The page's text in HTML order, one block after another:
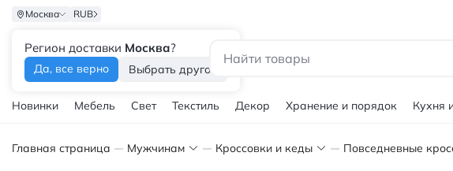
Москва
Регион доставки Москва?
Да, все верно Выбрать другой
RUB
Новинки Мебель Свет Текстиль Декор Хранение и порядок Кухня
Главная страница Мужчинам Кроссовки и кеды Повседневные